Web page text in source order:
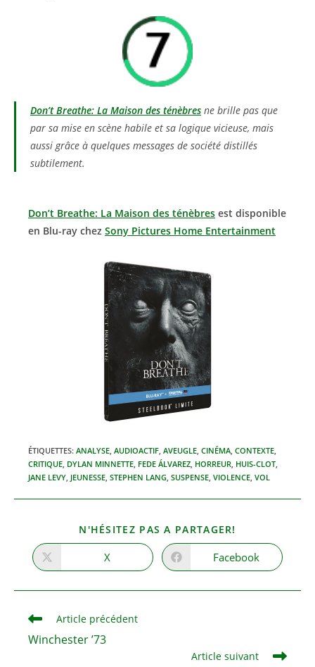
Don’t Breathe: La Maison des ténèbres ne brille pas que
par sa mise en scène habile et sa logique vicieuse, mais
aussi grâce à quelques messages de société distillés
subtilement.
Don’t Breathe: La Maison des ténèbres est disponible
en Blu-ray chez Sony Pictures Home Entertainment
ÉTIQUETTES: ANALYSE, AUDIOACTIF, AVEUGLE, CINÉMA, CONTEXTE,
CRITIQUE, DYLAN MINNETTE, FEDE ÁLVAREZ, HORREUR, HUIS-CLOT,
JANE LEVY, JEUNESSE, STEPHEN LANG, SUSPENSE, VIOLENCE, VOL
N'HÉSITEZ PAS A PARTAGER!
CONTENU
Ouvrir
dans
autre
X Ouvrir
dans
autre
Facebook
Read
articles
Article précédent
Winchester ’73
Article suivant